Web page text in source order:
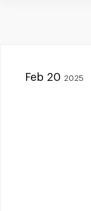
Feb 20 2025